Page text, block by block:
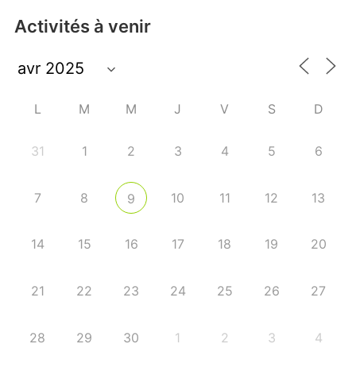
Activités à venir
L M M J V S D
31 1 2 3 4 5 6
7 8 9 10 11 12 13
14 15 16 17 18 19 20
21 22 23 24 25 26 27
28 29 30 1 2 3 4